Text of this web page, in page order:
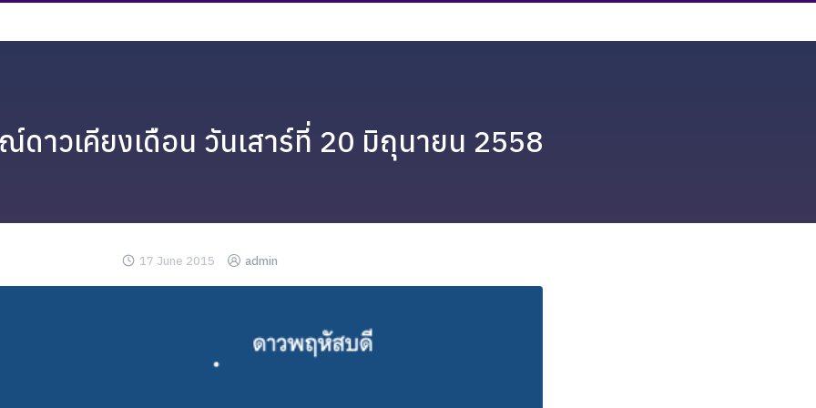
ดาวเคียงเดือน วันเสาร์ที่ 20 มิถุนายน 2558
17 June 2015 admin